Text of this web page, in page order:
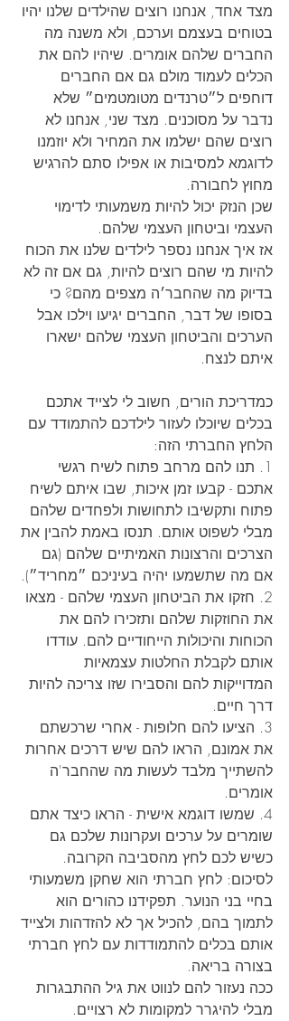
מצד אחד, אנחנו רוצים שהילדים שלנו יהיו
בטוחים בעצמם וערכם, ולא משנה מה
החברים שלהם אומרים. שיהיו להם את
הכלים לעמוד מולם גם אם החברים
דוחפים ל״טרנדים מטומטמים״ שלא
נדבר על מסוכנים. מצד שני, אנחנו לא
רוצים שהם ישלמו את המחיר ולא יוזמנו
לדוגמא למסיבות או אפילו סתם להרגיש
מחוץ לחבורה.
שכן הנזק יכול להיות משמעותי לדימוי
העצמי וביטחון העצמי שלהם.
אז איך אנחנו נספר לילדים שלנו את הכוח
להיות מי שהם רוצים להיות, גם אם זה לא
בדיוק מה שהחבר׳ה מצפים מהם? כי
בסופו של דבר, החברים יגיעו וילכו אבל
הערכים והביטחון העצמי שלהם ישארו
איתם לנצח.
כמדריכת הורים, חשוב לי לצייד אתכם
בכלים שיוכלו לעזור לילדכם להתמודד עם
הלחץ החברתי הזה:
1. תנו להם מרחב פתוח לשיח רגשי
אתכם - קבעו זמן איכות, שבו איתם לשיח
פתוח ותקשיבו לתחושות ולפחדים שלהם
מבלי לשפוט אותם. תנסו באמת להבין את
הצרכים והרצונות האמיתיים שלהם (גם
אם מה שתשמעו יהיה בעיניכם ״מחריד״).
2. חזקו את הביטחון העצמי שלהם - מצאו
את החוזקות שלהם ותזכירו להם את
הכוחות והיכולות הייחודיים להם. עודדו
אותם לקבלת החלטות עצמאיות
המדוייקות להם והסבירו שזו צריכה להיות
דרך חיים.
3. הציעו להם חלופות - אחרי שרכשתם
את אמונם, הראו להם שיש דרכים אחרות
להשתייך מלבד לעשות מה שהחבר'ה
אומרים.
4. שמשו דוגמא אישית - הראו כיצד אתם
שומרים על ערכים ועקרונות שלכם גם
כשיש לכם לחץ מהסביבה הקרובה.
לסיכום: לחץ חברתי הוא שחקן משמעותי
בחיי בני הנוער. תפקידנו כהורים הוא
לתמוך בהם, להכיל אך לא להזדהות ולצייד
אותם בכלים להתמודדות עם לחץ חברתי
בצורה בריאה.
ככה נעזור להם לנווט את גיל ההתבגרות
מבלי להיגרר למקומות לא רצויים.